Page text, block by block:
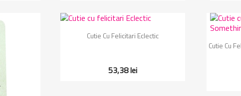
Vizualizare rapida
Cutie Cu Felicitari Eclectic
53,38 lei
Cutie Cu